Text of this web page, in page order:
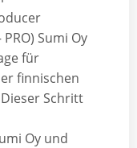
Sumi Oy
für
finnischen
Schritt
Oy und